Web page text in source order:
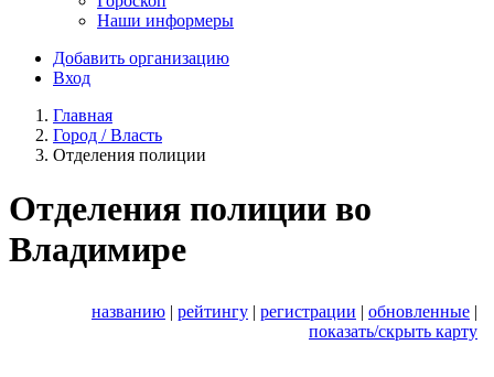
Наши информеры
Добавить организацию
Вход
Главная
Город / Власть
Отделения полиции
Отделения полиции во
Владимире
названию | рейтингу | регистрации | обновленные |
показать/скрыть карту